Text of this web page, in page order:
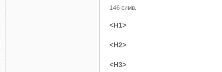
146 симв.
<H1>
<H2>
<H3>